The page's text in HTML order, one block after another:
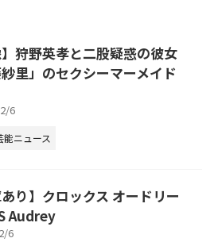
】狩野英孝と二股疑惑の彼女
紗里」のセクシーマーメイド
6
能ニュース
あり】クロックス オードリー
Audrey
6